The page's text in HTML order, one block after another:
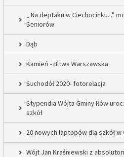
„ Na deptaku w Ciechocinku...”
Seniorów
Dąb
Kamień - Bitwa Warszawska
Suchodół 2020- fotorelacja
Stypendia Wójta Gminy Iłów
szkół
20 nowych laptopów dla szkół w
Wójt Jan Kraśniewski z